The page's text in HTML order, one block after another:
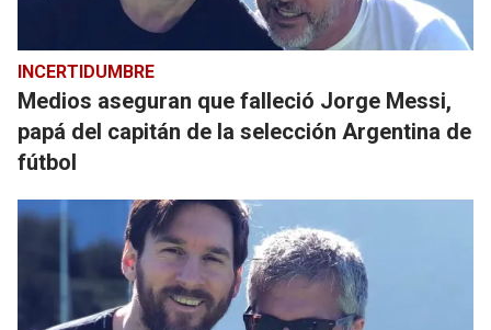
INCERTIDUMBRE
Medios aseguran que falleció Jorge Messi,
papá del capitán de la selección Argentina de
fútbol